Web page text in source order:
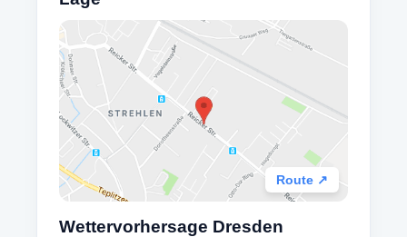
Route ↗
Wettervorhersage Dresden